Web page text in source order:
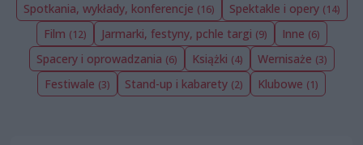
Spotkania, wykłady, konferencje (16) Spektakle i opery (14)
Film (12) Jarmarki, festyny, pchle targi (9) Inne (6)
Spacery i oprowadzania (6) Książki (4) Wernisaże (3)
Festiwale (3) Stand-up i kabarety (2) Klubowe (1)